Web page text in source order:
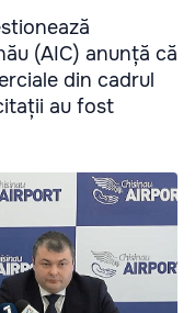
(AIC) anunță că
din cadrul
au fost